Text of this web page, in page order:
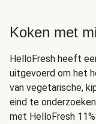
Koken met
HelloFresh heeft
uitgevoerd om het
van vegetarische,
eind te
met HelloFresh